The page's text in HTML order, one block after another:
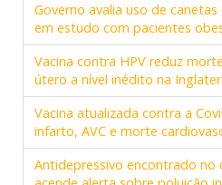
Governo avalia uso de
em estudo com pacientes
Vacina contra HPV reduz
útero a nível inédito na
Vacina atualizada contra a
infarto, AVC e morte
Antidepressivo encontrado no